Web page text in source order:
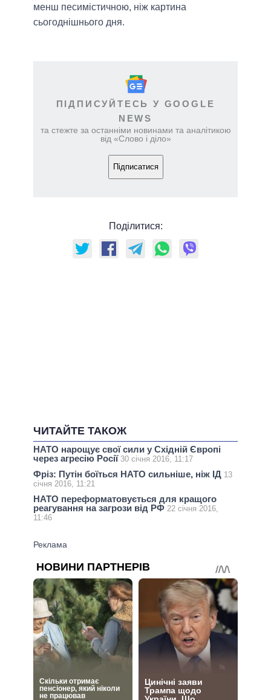
менш песимістичною, ніж картина
сьогоднішнього дня.
ПІДПИСУЙТЕСЬ У GOOGLE
NEWS
та стежте за останніми новинами та аналітикою
від «Слово і діло»
Підписатися
Поділитися:
ЧИТАЙТЕ ТАКОЖ
НАТО нарощує свої сили у Східній Європі
через агресію Росії 30 січня 2016, 11:17
Фріз: Путін боїться НАТО сильніше, ніж ІД 13
січня 2016, 11:21
НАТО переформатовується для кращого
реагування на загрози від РФ 22 січня 2016,
11:46